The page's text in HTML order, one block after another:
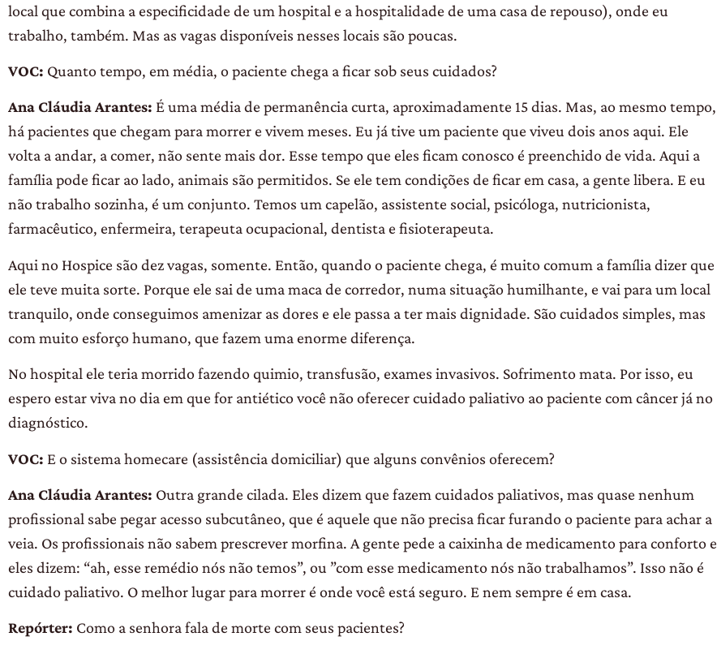
local que combina a especificidade de um hospital e a hospitalidade de uma casa de repouso), onde eu
trabalho, também. Mas as vagas disponíveis nesses locais são poucas.
VOC: Quanto tempo, em média, o paciente chega a ficar sob seus cuidados?
Ana Cláudia Arantes: É uma média de permanência curta, aproximadamente 15 dias. Mas, ao mesmo tempo,
há pacientes que chegam para morrer e vivem meses. Eu já tive um paciente que viveu dois anos aqui. Ele
volta a andar, a comer, não sente mais dor. Esse tempo que eles ficam conosco é preenchido de vida. Aqui a
família pode ficar ao lado, animais são permitidos. Se ele tem condições de ficar em casa, a gente libera. E eu
não trabalho sozinha, é um conjunto. Temos um capelão, assistente social, psicóloga, nutricionista,
farmacêutico, enfermeira, terapeuta ocupacional, dentista e fisioterapeuta.
Aqui no Hospice são dez vagas, somente. Então, quando o paciente chega, é muito comum a família dizer que
ele teve muita sorte. Porque ele sai de uma maca de corredor, numa situação humilhante, e vai para um local
tranquilo, onde conseguimos amenizar as dores e ele passa a ter mais dignidade. São cuidados simples, mas
com muito esforço humano, que fazem uma enorme diferença.
No hospital ele teria morrido fazendo quimio, transfusão, exames invasivos. Sofrimento mata. Por isso, eu
espero estar viva no dia em que for antiético você não oferecer cuidado paliativo ao paciente com câncer já no
diagnóstico.
VOC: E o sistema homecare (assistência domiciliar) que alguns convênios oferecem?
Ana Cláudia Arantes: Outra grande cilada. Eles dizem que fazem cuidados paliativos, mas quase nenhum
profissional sabe pegar acesso subcutâneo, que é aquele que não precisa ficar furando o paciente para achar a
veia. Os profissionais não sabem prescrever morfina. A gente pede a caixinha de medicamento para conforto e
eles dizem: “ah, esse remédio nós não temos”, ou ”com esse medicamento nós não trabalhamos”. Isso não é
cuidado paliativo. O melhor lugar para morrer é onde você está seguro. E nem sempre é em casa.
Repórter: Como a senhora fala de morte com seus pacientes?